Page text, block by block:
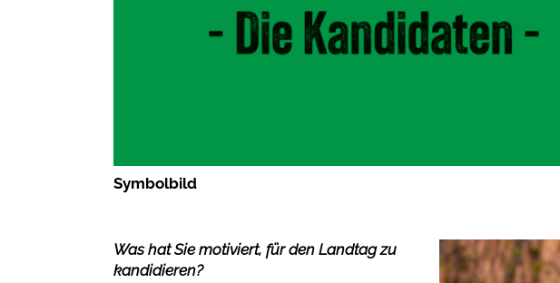
Symbolbild
Was hat Sie motiviert, für den Landtag zu
kandidieren?